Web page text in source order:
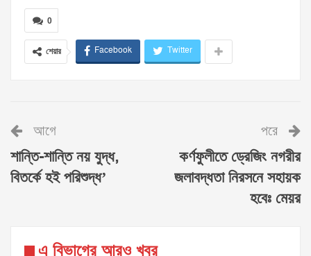
0
শেয়ার Facebook Twitter
আগে
শান্তি-শান্তি নয় যুদ্ধ,
বিতর্কে হই পরিশুদ্ধ’
পরে
কর্ণফুলীতে ড্রেজিং নগরীর
জলাবদ্ধতা নিরসনে সহায়ক
হবেঃ মেয়র
এ বিভাগের আরও খবর